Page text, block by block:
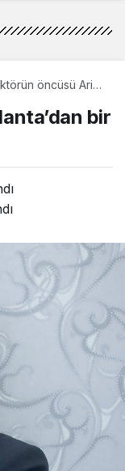
öncüsü Ariş
bir